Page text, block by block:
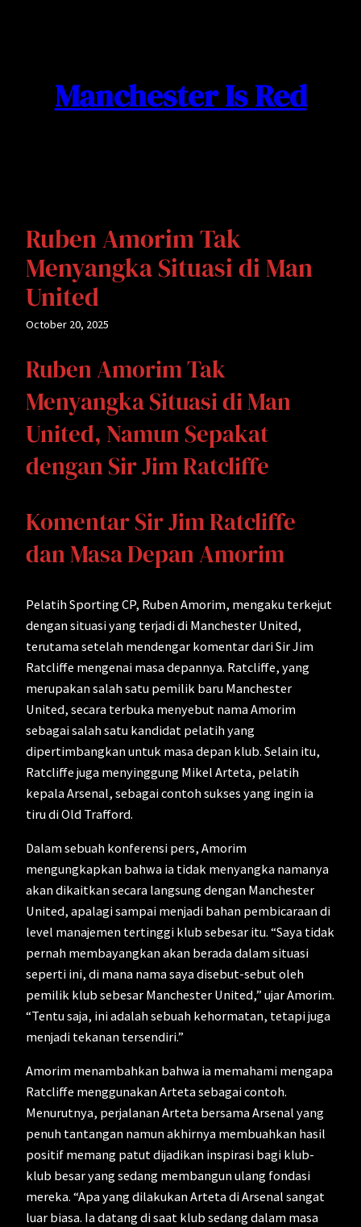
Manchester Is Red
Ruben Amorim Tak
Menyangka Situasi di Man
United
October 20, 2025
Ruben Amorim Tak
Menyangka Situasi di Man
United, Namun Sepakat
dengan Sir Jim Ratcliffe
Komentar Sir Jim Ratcliffe
dan Masa Depan Amorim
Pelatih Sporting CP, Ruben Amorim, mengaku terkejut
dengan situasi yang terjadi di Manchester United,
terutama setelah mendengar komentar dari Sir Jim
Ratcliffe mengenai masa depannya. Ratcliffe, yang
merupakan salah satu pemilik baru Manchester
United, secara terbuka menyebut nama Amorim
sebagai salah satu kandidat pelatih yang
dipertimbangkan untuk masa depan klub. Selain itu,
Ratcliffe juga menyinggung Mikel Arteta, pelatih
kepala Arsenal, sebagai contoh sukses yang ingin ia
tiru di Old Trafford.
Dalam sebuah konferensi pers, Amorim
mengungkapkan bahwa ia tidak menyangka namanya
akan dikaitkan secara langsung dengan Manchester
United, apalagi sampai menjadi bahan pembicaraan di
level manajemen tertinggi klub sebesar itu. “Saya tidak
pernah membayangkan akan berada dalam situasi
seperti ini, di mana nama saya disebut-sebut oleh
pemilik klub sebesar Manchester United,” ujar Amorim.
“Tentu saja, ini adalah sebuah kehormatan, tetapi juga
menjadi tekanan tersendiri.”
Amorim menambahkan bahwa ia memahami mengapa
Ratcliffe menggunakan Arteta sebagai contoh.
Menurutnya, perjalanan Arteta bersama Arsenal yang
penuh tantangan namun akhirnya membuahkan hasil
positif memang patut dijadikan inspirasi bagi klub-
klub besar yang sedang membangun ulang fondasi
mereka. “Apa yang dilakukan Arteta di Arsenal sangat
luar biasa. Ia datang di saat klub sedang dalam masa